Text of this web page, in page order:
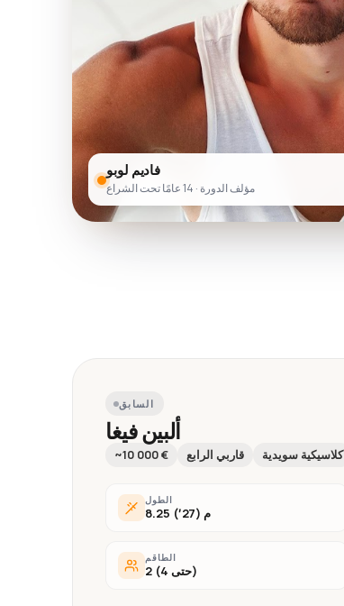
فاديم لوبو
مؤلف الدورة · 14 عامًا تحت الشراع
السابق
ألبين فيغا
~10 000 € قاربي الرابع كلاسيكية سويدية
الطول
8.25 م (27′)
الطاقم
2 (حتى 4)